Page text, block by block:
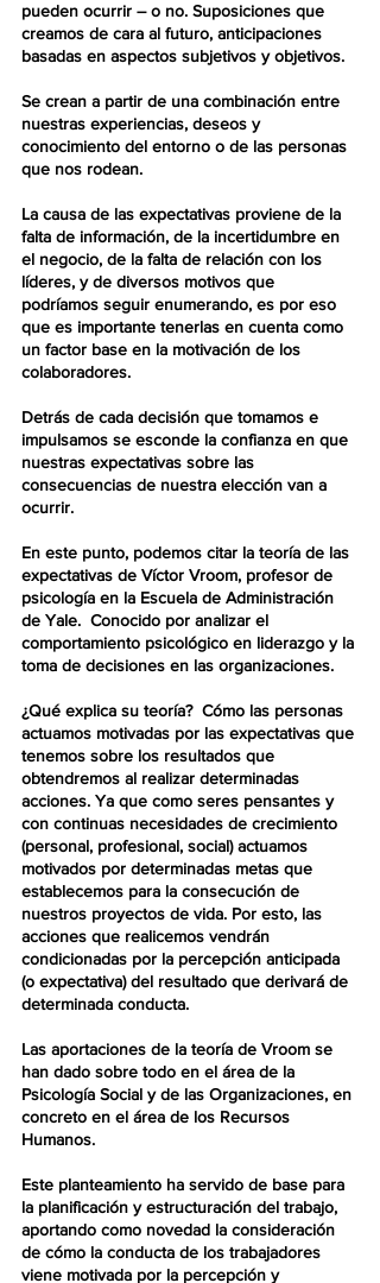
pueden ocurrir – o no. Suposiciones que
creamos de cara al futuro, anticipaciones
basadas en aspectos subjetivos y objetivos.
Se crean a partir de una combinación entre
nuestras experiencias, deseos y
conocimiento del entorno o de las personas
que nos rodean.
La causa de las expectativas proviene de la
falta de información, de la incertidumbre en
el negocio, de la falta de relación con los
líderes, y de diversos motivos que
podríamos seguir enumerando, es por eso
que es importante tenerlas en cuenta como
un factor base en la motivación de los
colaboradores.
Detrás de cada decisión que tomamos e
impulsamos se esconde la confianza en que
nuestras expectativas sobre las
consecuencias de nuestra elección van a
ocurrir.
En este punto, podemos citar la teoría de las
expectativas de Víctor Vroom, profesor de
psicología en la Escuela de Administración
de Yale.  Conocido por analizar el
comportamiento psicológico en liderazgo y la
toma de decisiones en las organizaciones.
¿Qué explica su teoría?  Cómo las personas
actuamos motivadas por las expectativas que
tenemos sobre los resultados que
obtendremos al realizar determinadas
acciones. Ya que como seres pensantes y
con continuas necesidades de crecimiento
(personal, profesional, social) actuamos
motivados por determinadas metas que
establecemos para la consecución de
nuestros proyectos de vida. Por esto, las
acciones que realicemos vendrán
condicionadas por la percepción anticipada
(o expectativa) del resultado que derivará de
determinada conducta.
Las aportaciones de la teoría de Vroom se
han dado sobre todo en el área de la
Psicología Social y de las Organizaciones, en
concreto en el área de los Recursos
Humanos.
Este planteamiento ha servido de base para
la planificación y estructuración del trabajo,
aportando como novedad la consideración
de cómo la conducta de los trabajadores
viene motivada por la percepción y